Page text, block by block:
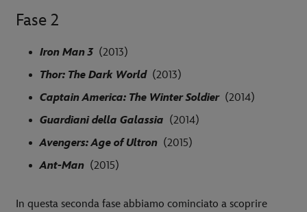
Fase 2
Iron Man 3 (2013)
Thor: The Dark World (2013)
Captain America: The Winter Soldier (2014)
Guardiani della Galassia (2014)
Avengers: Age of Ultron (2015)
Ant-Man (2015)
In questa seconda fase abbiamo cominciato a scoprire